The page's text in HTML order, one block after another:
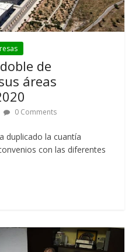
de
áreas
0 Comments
duplicado la cuantía
con las diferentes